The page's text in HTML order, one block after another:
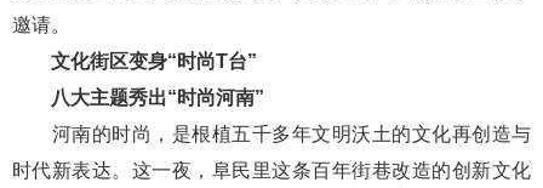
邀请。
文化街区变身“时尚T台”
八大主题秀出“时尚河南”
河南的时尚，是根植五千多年文明沃土的文化再创造与
时代新表达。这一夜，阜民里这条百年街巷改造的创新文化